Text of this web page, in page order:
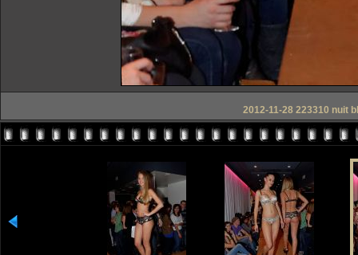
2012-11-28 223310 nuit